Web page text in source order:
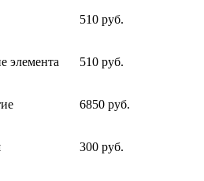
510 руб.
элемента 510 руб.
6850 руб.
300 руб.